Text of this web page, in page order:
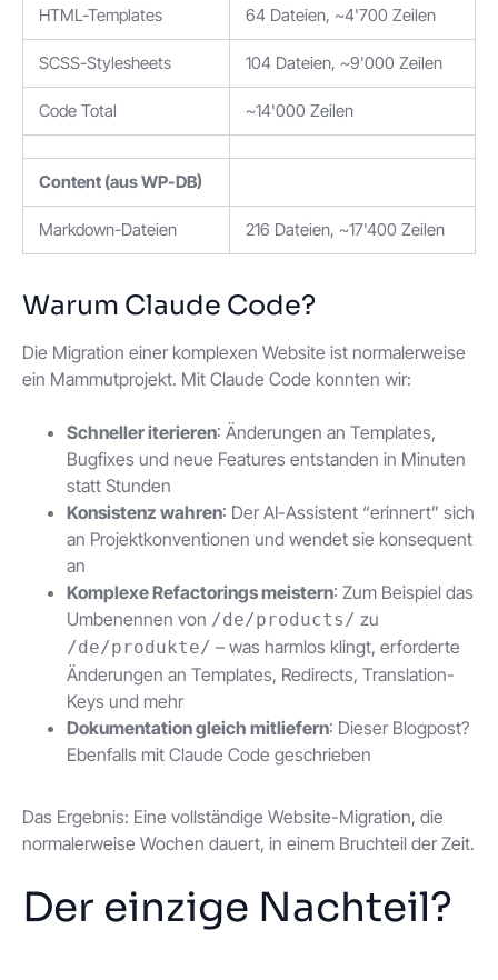
HTML-Templates 64 Dateien, ~4'700 Zeilen
SCSS-Stylesheets 104 Dateien, ~9'000 Zeilen
Code Total ~14'000 Zeilen
Content (aus WP-DB)
Markdown-Dateien 216 Dateien, ~17'400 Zeilen
Warum Claude Code?
Die Migration einer komplexen Website ist normalerweise
ein Mammutprojekt. Mit Claude Code konnten wir:
Schneller iterieren: Änderungen an Templates,
Bugfixes und neue Features entstanden in Minuten
statt Stunden
Konsistenz wahren: Der AI-Assistent “erinnert” sich
an Projektkonventionen und wendet sie konsequent
an
Komplexe Refactorings meistern: Zum Beispiel das
Umbenennen von /de/products/ zu
/de/produkte/ – was harmlos klingt, erforderte
Änderungen an Templates, Redirects, Translation-
Keys und mehr
Dokumentation gleich mitliefern: Dieser Blogpost?
Ebenfalls mit Claude Code geschrieben
Das Ergebnis: Eine vollständige Website-Migration, die
normalerweise Wochen dauert, in einem Bruchteil der Zeit.
Der einzige Nachteil?